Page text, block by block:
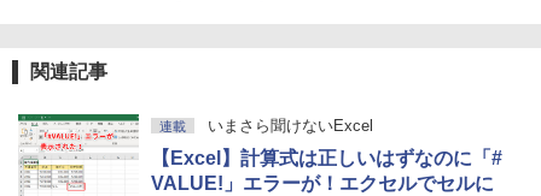
関連記事
連載 いまさら聞けないExcel
【Excel】計算式は正しいはずなのに「#
VALUE!」エラーが！エクセルでセルに